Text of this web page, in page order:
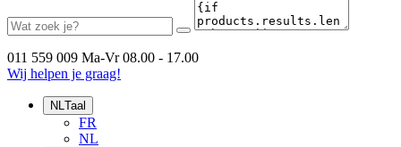
011 559 009 Ma-Vr 08.00 - 17.00
Wij helpen je graag!
NLTaal
FR
NL